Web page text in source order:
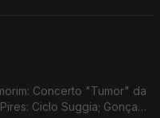
Concerto "Tumor" da
Ciclo Suggia; Gonçalo